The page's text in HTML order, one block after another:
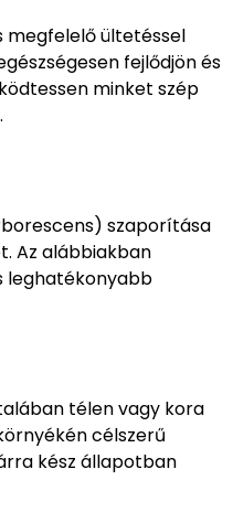
megfelelő ültetéssel
fejlődjön és
minket szép
szaporítása
Az alábbiakban
leghatékonyabb
télen vagy kora
célszerű
kész állapotban